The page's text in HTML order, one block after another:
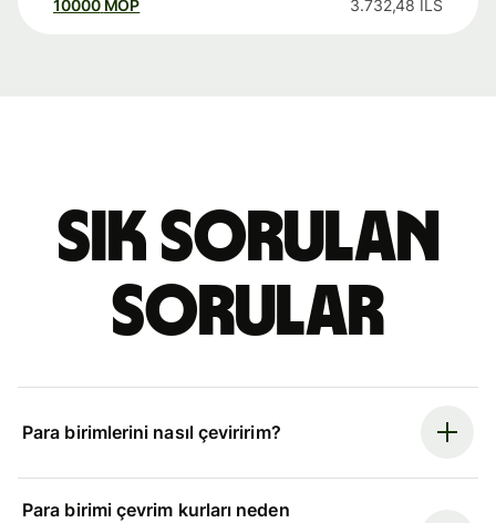
10000 MOP 3.732,48 ILS
Sık sorulan
sorular
Para birimlerini nasıl çeviririm?
Para birimi çevrim kurları neden